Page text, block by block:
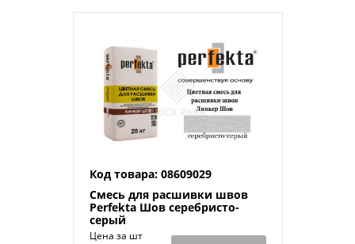
Код товара: 08609029
Смесь для расшивки швов
Perfekta Шов серебристо-
серый
Цена за шт